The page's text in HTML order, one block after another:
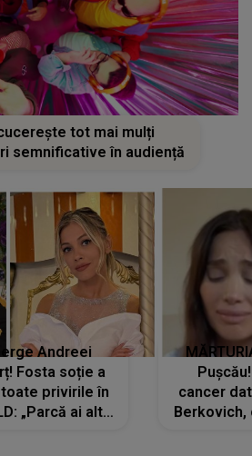
tot mai mulți
semnificative în audiență
Andreei
Fosta soție a
privirile în
„Parcă ai altă
cancer
Berkovich,